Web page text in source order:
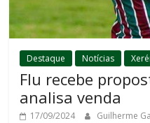
Destaque Notícias
Flu recebe
analisa venda
17/09/2024 Guilherme